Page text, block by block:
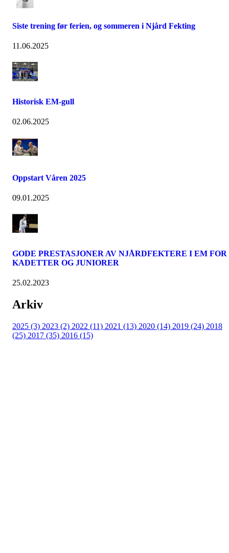
Siste trening før ferien, og sommeren i Njård Fekting
11.06.2025
Historisk EM-gull
02.06.2025
Oppstart Våren 2025
09.01.2025
GODE PRESTASJONER AV NJÅRDFEKTERE I EM FOR
KADETTER OG JUNIORER
25.02.2023
Arkiv
2025 (3) 2023 (2) 2022 (11) 2021 (13) 2020 (14) 2019 (24) 2018
(25) 2017 (35) 2016 (15)